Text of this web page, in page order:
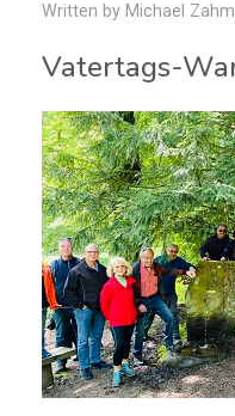
Written by Michael
Vatertags-